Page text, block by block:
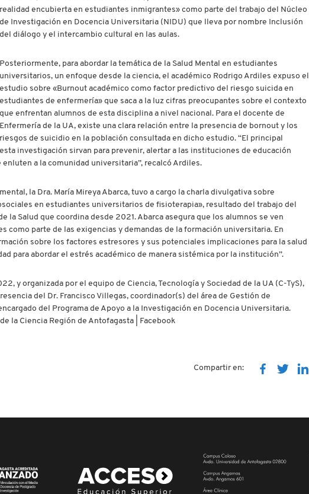
realidad encubierta en estudiantes inmigrantes» como parte del trabajo del Núcleo
de Investigación en Docencia Universitaria (NIDU) que lleva por nombre Inclusión
del diálogo y el intercambio cultural en las aulas.
Posteriormente, para abordar la temática de la Salud Mental en estudiantes
universitarios, un enfoque desde la ciencia, el académico Rodrigo Ardiles expuso el
estudio sobre «Burnout académico como factor predictivo del riesgo suicida en
estudiantes de enfermería» que saca a la luz cifras preocupantes sobre el contexto
que enfrentan alumnos de esta disciplina a nivel nacional. Para el docente de
Enfermería de la UA, existe una clara relación entre la presencia de bornout y los
riesgos de suicidio en la población consultada en dicho estudio. “El principal
investigación sirvan para prevenir, alertar a las instituciones de educación
a la comunidad universitaria”, recalcó Ardiles.
la Dra. María Mireya Abarca, tuvo a cargo la charla divulgativa sobre
en estudiantes universitarios de fisioterapia», resultado del trabajo del
la Salud que coordina desde 2021. Abarca asegura que los alumnos se ven
parte de las exigencias y demandas de la formación universitaria. En
sobre los factores estresores y sus potenciales implicaciones para la salud
para abordar el estrés académico de manera sistémica por la institución”.
y organizada por el equipo de Ciencia, Tecnología y Sociedad de la UA (C-TyS),
del Dr. Francisco Villegas, coordinador(s) del área de Gestión de
del Programa de Apoyo a la Investigación en Docencia Universitaria.
la Ciencia Región de Antofagasta | Facebook
Compartir en: